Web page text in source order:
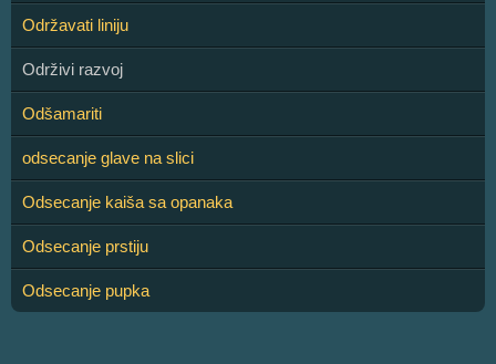
Održavati liniju
Održivi razvoj
Odšamariti
odsecanje glave na slici
Odsecanje kaiša sa opanaka
Odsecanje prstiju
Odsecanje pupka